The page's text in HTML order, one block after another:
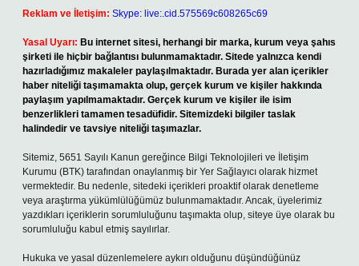
Reklam ve İletişim: Skype: live:.cid.575569c608265c69
Yasal Uyarı: Bu internet sitesi, herhangi bir marka, kurum veya şahıs
şirketi ile hiçbir bağlantısı bulunmamaktadır. Sitede yalnızca kendi
hazırladığımız makaleler paylaşılmaktadır. Burada yer alan içerikler
haber niteliği taşımamakta olup, gerçek kurum ve kişiler hakkında
paylaşım yapılmamaktadır. Gerçek kurum ve kişiler ile isim
benzerlikleri tamamen tesadüfidir. Sitemizdeki bilgiler taslak
halindedir ve tavsiye niteliği taşımazlar.
Sitemiz, 5651 Sayılı Kanun gereğince Bilgi Teknolojileri ve İletişim
Kurumu (BTK) tarafından onaylanmış bir Yer Sağlayıcı olarak hizmet
vermektedir. Bu nedenle, sitedeki içerikleri proaktif olarak denetleme
veya araştırma yükümlülüğümüz bulunmamaktadır. Ancak, üyelerimiz
yazdıkları içeriklerin sorumluluğunu taşımakta olup, siteye üye olarak bu
sorumluluğu kabul etmiş sayılırlar.
Hukuka ve yasal düzenlemelere aykırı olduğunu düşündüğünüz